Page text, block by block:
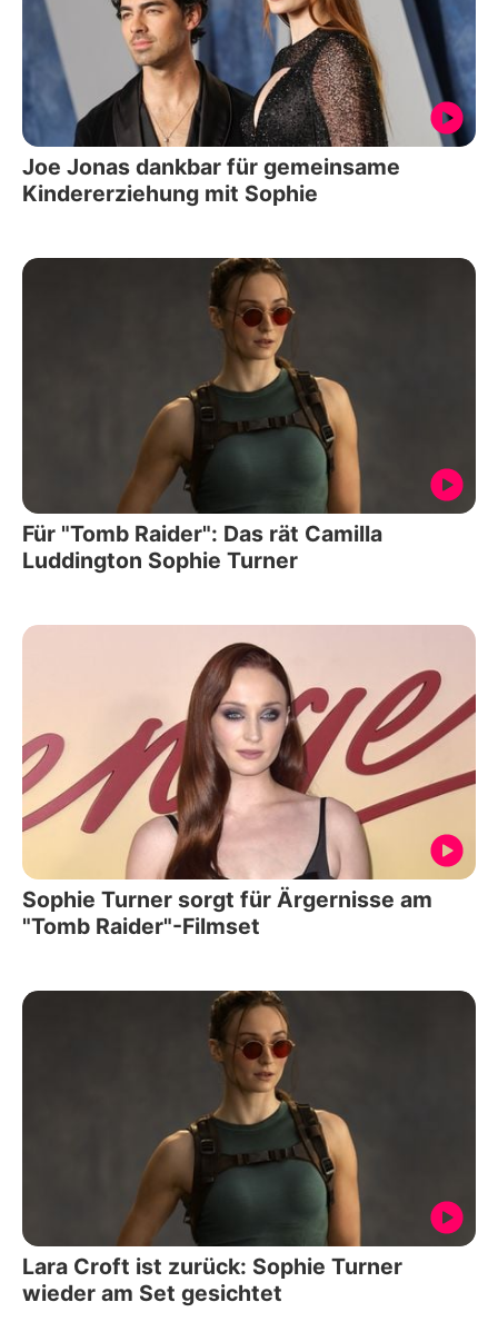
Joe Jonas dankbar für gemeinsame
Kindererziehung mit Sophie
Für "Tomb Raider": Das rät Camilla
Luddington Sophie Turner
Sophie Turner sorgt für Ärgernisse am
"Tomb Raider"-Filmset
Lara Croft ist zurück: Sophie Turner
wieder am Set gesichtet